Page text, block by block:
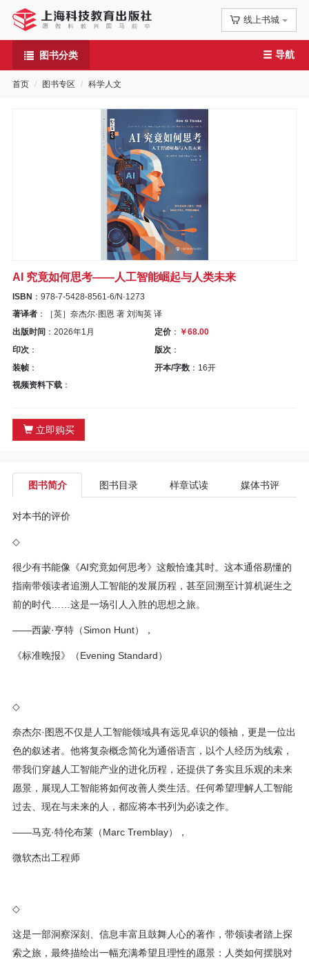
线上书城
图书分类
首
页
区
关
于
我
导航
首页 图书专区 科学人文
AI 究竟如何思考——人工智能崛起与人类未来
ISBN ：978-7-5428-8561-6/N·1273
著译者 ：［英］奈杰尔·图恩 著 刘淘英 译
出版时间 ：2026年1月 定价： ￥68.00
印次 ： 版次：
装帧 ： 开本/字数：16开
视频资料下载 ：
立即购买
图书简介 图书目录 样章试读 媒体书评
对本书的评价
◇
很少有书能像《AI究竟如何思考》这般恰逢其时。这本通俗易懂的
指南带领读者追溯人工智能的发展历程，甚至回溯至计算机诞生之
前的时代……这是一场引人入胜的思想之旅。
——西蒙·亨特（Simon Hunt），
《标准晚报》（Evening Standard）
◇
奈杰尔·图恩不仅是人工智能领域具有远见卓识的领袖，更是一位出
色的叙述者。他将复杂概念简化为通俗语言，以个人经历为线索，
带我们穿越人工智能产业的进化历程，还提供了务实且乐观的未来
愿景，展现人工智能将如何改善人类生活。任何希望理解人工智能
过去、现在与未来的人，都应将本书列为必读之作。
——马克·特伦布莱（Marc Tremblay），
微软杰出工程师
◇
这是一部洞察深刻、信息丰富且鼓舞人心的著作，带领读者踏上探
索之旅，最终描绘出一幅充满希望且理性的愿景：人类如何摆脱对